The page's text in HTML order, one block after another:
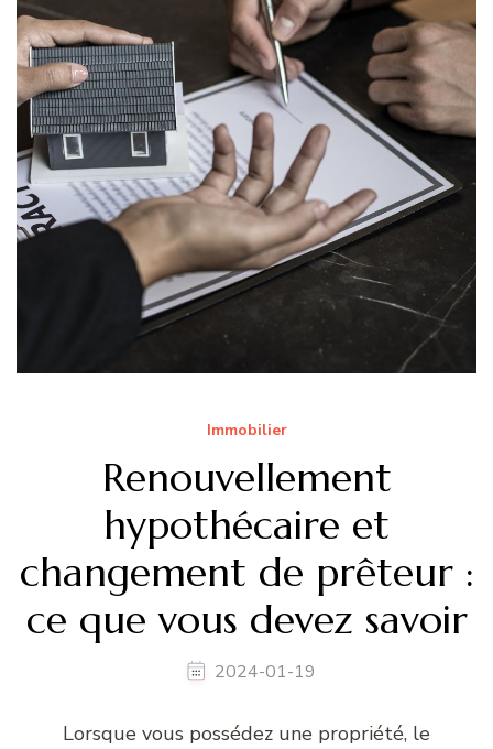
Immobilier
Renouvellement
hypothécaire et
changement de prêteur :
ce que vous devez savoir
2024-01-19
Lorsque vous possédez une propriété, le